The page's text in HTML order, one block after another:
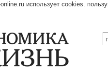
использует cookies.